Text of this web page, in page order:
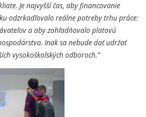
Je najvyšší čas, aby financovanie
odzrkadľovalo reálne potreby trhu práce:
a aby zohľadňovalo platovú
Inak sa nebude dať udržať
vysokoškolských odboroch.“